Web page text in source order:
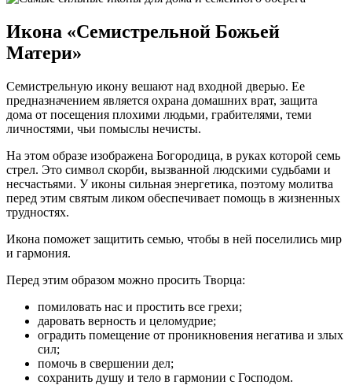
Икона «Семистрельной Божьей
Матери»
Семистрельную икону вешают над входной дверью. Ее
предназначением является охрана домашних врат, защита
дома от посещения плохими людьми, грабителями, теми
личностями, чьи помыслы нечисты.
На этом образе изображена Богородица, в руках которой семь
стрел. Это символ скорби, вызванной людскими судьбами и
несчастьями. У иконы сильная энергетика, поэтому молитва
перед этим святым ликом обеспечивает помощь в жизненных
трудностях.
Икона поможет защитить семью, чтобы в ней поселились мир
и гармония.
Перед этим образом можно просить Творца:
помиловать нас и простить все грехи;
даровать верность и целомудрие;
оградить помещение от проникновения негатива и злых
сил;
помочь в свершении дел;
сохранить душу и тело в гармонии с Господом.